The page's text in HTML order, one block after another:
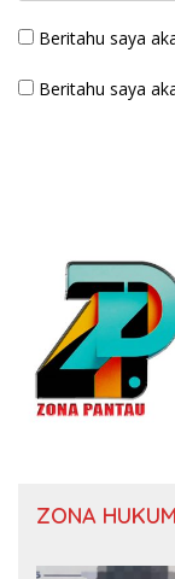
Beritahu saya
Beritahu saya
ZONA